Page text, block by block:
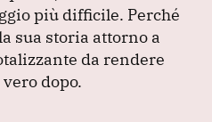
più difficile. Perché
sua storia attorno a
da rendere
dopo.